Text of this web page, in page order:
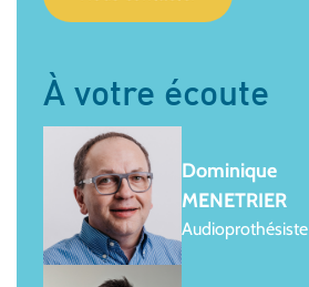
À votre écoute
Dominique
MENETRIER
Audioprothésiste